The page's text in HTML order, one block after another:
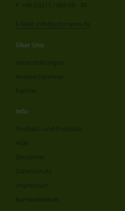
F: +49 (0)211 / 866 68 - 30
E-Mail: info@joborama.de
Über Uns
Veranstaltungen
Ansprechpartner
Partner
Info
Produkt- und Preisliste
AGB
Disclaimer
Datenschutz
Impressum
Barrierefreiheit